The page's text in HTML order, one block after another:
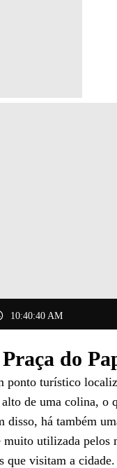
10:40:41 AM
Praça do
ponto turístico
de uma colina, o
há também
utilizada pelos
que visitam a